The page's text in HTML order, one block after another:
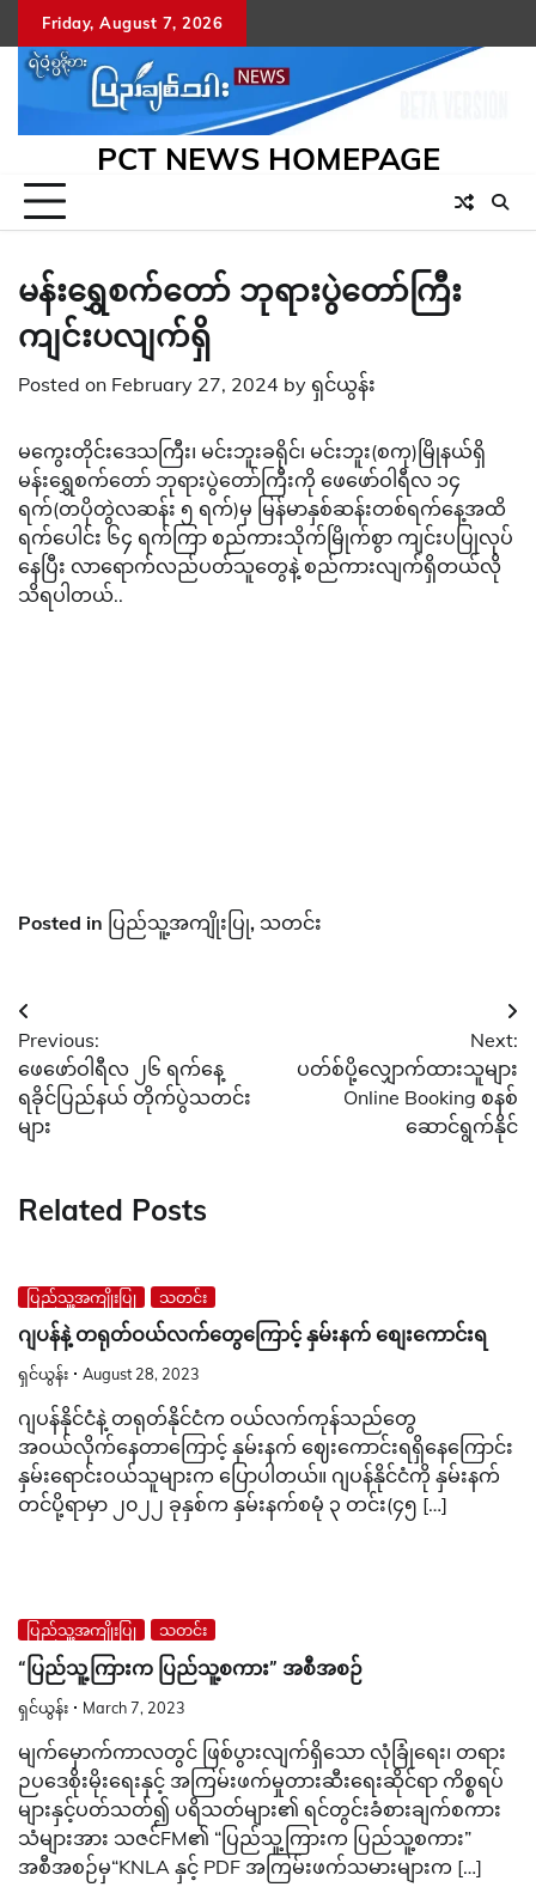
to
content
Friday, August 7, 2026
PCT NEWS HOMEPAGE
မန်းရွှေစက်တော် ဘုရားပွဲတော်ကြီး
ကျင်းပလျက်ရှိ
Posted on February 27, 2024 by ရှင်ယွန်း
မကွေးတိုင်းဒေသကြီး၊ မင်းဘူးခရိုင်၊ မင်းဘူး(စကု)မြိုနယ်ရှိ
မန်းရွှေစက်တော် ဘုရားပွဲတော်ကြီးကို ဖေဖော်ဝါရီလ ၁၄
ရက်(တပိုတွဲလဆန်း ၅ ရက်)မှ မြန်မာနှစ်ဆန်းတစ်ရက်နေ့အထိ
ရက်ပေါင်း ၆၄ ရက်ကြာ စည်ကားသိုက်မြိုက်စွာ ကျင်းပပြုလုပ်
နေပြီး လာရောက်လည်ပတ်သူတွေနဲ့ စည်ကားလျက်ရှိတယ်လို
သိရပါတယ်..
Posted in ပြည်သူ့အကျိုးပြု, သတင်း
Post
navigation
Previous:
ဖေဖော်ဝါရီလ ၂၆ ရက်နေ့
ရခိုင်ပြည်နယ် တိုက်ပွဲသတင်း
များ
Next:
ပတ်စ်ပို့လျှောက်ထားသူများ
Online Booking စနစ်
ဆောင်ရွက်နိုင်
Related Posts
ပြည်သူ့အကျိုးပြု သတင်း
ဂျပန်နဲ့ တရုတ်ဝယ်လက်တွေကြောင့် နှမ်းနက် စျေးကောင်းရ
ရှင်ယွန်း August 28, 2023
ဂျပန်နိုင်ငံနဲ့ တရုတ်နိုင်ငံက ဝယ်လက်ကုန်သည်တွေ
အဝယ်လိုက်နေတာကြောင့် နှမ်းနက် ဈေးကောင်းရရှိနေကြောင်း
နှမ်းရောင်းဝယ်သူများက ပြောပါတယ်။ ဂျပန်နိုင်ငံကို နှမ်းနက်
တင်ပို့ရာမှာ ၂၀၂၂ ခုနှစ်က နှမ်းနက်စမုံ ၃ တင်း(၄၅ […]
ပြည်သူ့အကျိုးပြု သတင်း
“ပြည်သူ့ကြားက ပြည်သူ့စကား” အစီအစဉ်
ရှင်ယွန်း March 7, 2023
မျက်မှောက်ကာလတွင် ဖြစ်ပွားလျက်ရှိသော လုံခြုံရေး၊ တရား
ဉပဒေစိုးမိုးရေးနှင့် အကြမ်းဖက်မှုတားဆီး‌ရေးဆိုင်ရာ ကိစ္စရပ်
များနှင့်ပတ်သတ်၍ ပရိသတ်များ၏ ရင်တွင်းခံစားချက်စကား
သံများအား သဇင်FM၏ “ပြည်သူ့ကြားက ပြည်သူ့စကား”
အစီအစဉ်မှ“KNLA နှင့် PDF အကြမ်းဖက်သမားများက […]